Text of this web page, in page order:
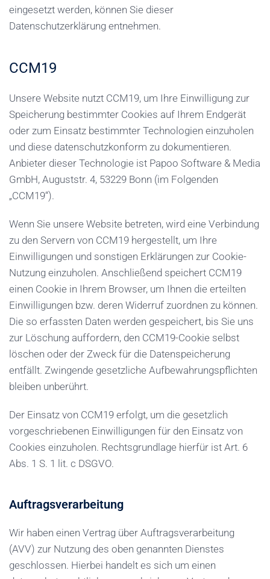
eingesetzt werden, können Sie dieser
Datenschutzerklärung entnehmen.
CCM19
Unsere Website nutzt CCM19, um Ihre Einwilligung zur
Speicherung bestimmter Cookies auf Ihrem Endgerät
oder zum Einsatz bestimmter Technologien einzuholen
und diese datenschutzkonform zu dokumentieren.
Anbieter dieser Technologie ist Papoo Software & Media
GmbH, Auguststr. 4, 53229 Bonn (im Folgenden
„CCM19“).
Wenn Sie unsere Website betreten, wird eine Verbindung
zu den Servern von CCM19 hergestellt, um Ihre
Einwilligungen und sonstigen Erklärungen zur Cookie-
Nutzung einzuholen. Anschließend speichert CCM19
einen Cookie in Ihrem Browser, um Ihnen die erteilten
Einwilligungen bzw. deren Widerruf zuordnen zu können.
Die so erfassten Daten werden gespeichert, bis Sie uns
zur Löschung auffordern, den CCM19-Cookie selbst
löschen oder der Zweck für die Datenspeicherung
entfällt. Zwingende gesetzliche Aufbewahrungspflichten
bleiben unberührt.
Der Einsatz von CCM19 erfolgt, um die gesetzlich
vorgeschriebenen Einwilligungen für den Einsatz von
Cookies einzuholen. Rechtsgrundlage hierfür ist Art. 6
Abs. 1 S. 1 lit. c DSGVO.
Auftragsverarbeitung
Wir haben einen Vertrag über Auftragsverarbeitung
(AVV) zur Nutzung des oben genannten Dienstes
geschlossen. Hierbei handelt es sich um einen